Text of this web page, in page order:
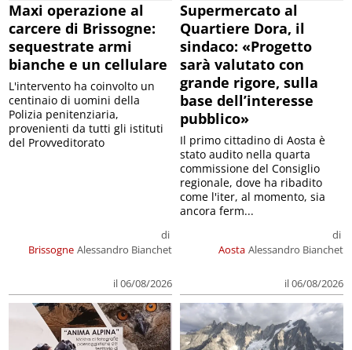
Maxi operazione al
carcere di Brissogne:
sequestrate armi
bianche e un cellulare
Brissogne
di
Alessandro Bianchet
il 06/08/2026
L'intervento ha coinvolto un
centinaio di uomini della
Polizia penitenziaria,
provenienti da tutti gli istituti
del Provveditorato
Supermercato al
Quartiere Dora, il
sindaco: «Progetto
sarà valutato con
grande rigore, sulla
base dell’interesse
pubblico»
Aosta
di
Alessandro Bianchet
il 06/08/2026
Il primo cittadino di Aosta è
stato audito nella quarta
commissione del Consiglio
regionale, dove ha ribadito
come l'iter, al momento, sia
ancora ferm...